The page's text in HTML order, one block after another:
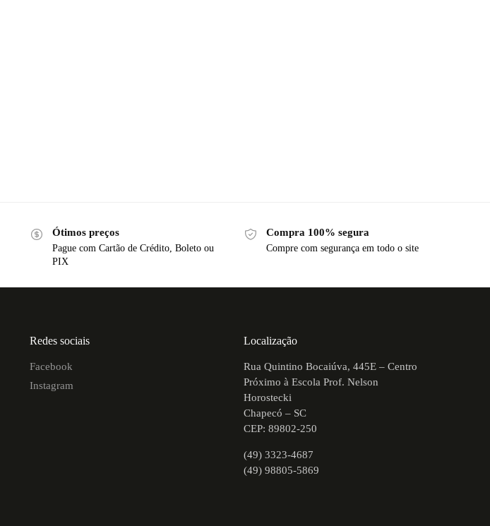
Ótimos preços
Pague com Cartão de Crédito, Boleto ou
PIX
Compra 100% segura
Compre com segurança em todo o site
Redes sociais
Facebook
Instagram
Localização
Rua Quintino Bocaiúva, 445E – Centro
Próximo à Escola Prof. Nelson
Horostecki
Chapecó – SC
CEP: 89802-250
(49) 3323-4687
(49) 98805-5869